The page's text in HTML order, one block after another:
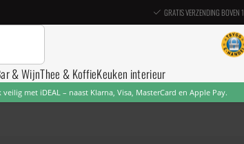
GRATIS VERZENDING BOVEN
& WijnThee & KoffieKeuken interieur
met iDEAL – naast Klarna, Visa, MasterCard en Apple Pay.